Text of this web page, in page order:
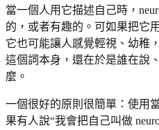
當一個人用它描述自己時，
的，或者有趣的。可如果把它
它也可能讓人感覺輕視、幼稚
這個詞本身，還在於是誰在說
麼。
一個很好的原則很簡單：使用
果有人說“我會把自己叫做